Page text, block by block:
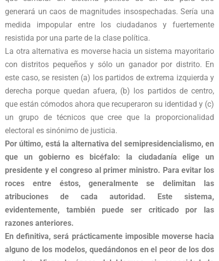
generará un caos de magnitudes insospechadas. Sería una
medida impopular entre los ciudadanos y fuertemente
resistida por una parte de la clase política.
La otra alternativa es moverse hacia un sistema mayoritario
con distritos pequeños y sólo un ganador por distrito. En
este caso, se resisten (a) los partidos de extrema izquierda y
derecha porque quedan afuera, (b) los partidos de centro,
que están cómodos ahora que recuperaron su identidad y (c)
un grupo de técnicos que cree que la proporcionalidad
electoral es sinónimo de justicia.
Por último, está la alternativa del semipresidencialismo, en
que un gobierno es bicéfalo: la ciudadanía elige un
presidente y el congreso al primer ministro. Para evitar los
roces entre éstos, generalmente se delimitan las
atribuciones de cada autoridad. Este sistema,
evidentemente, también puede ser criticado por las
razones anteriores.
En definitiva, será prácticamente imposible moverse hacia
alguno de los modelos, quedándonos en el peor de los dos